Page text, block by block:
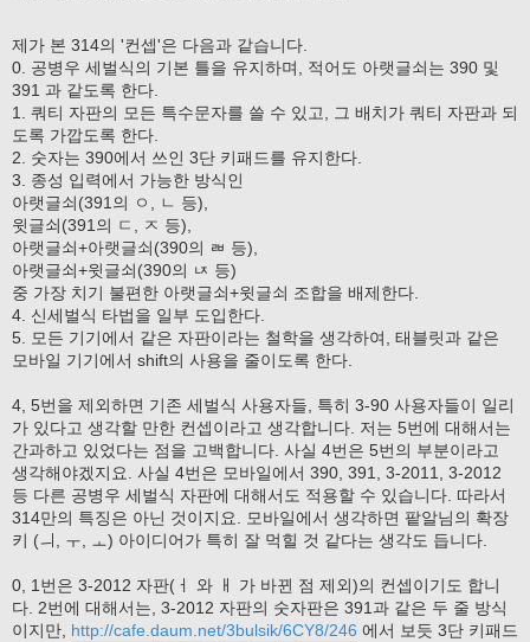
제가 본 314의 '컨셉'은 다음과 같습니다.
0. 공병우 세벌식의 기본 틀을 유지하며, 적어도 아랫글쇠는 390 및
391 과 같도록 한다.
1. 쿼티 자판의 모든 특수문자를 쓸 수 있고, 그 배치가 쿼티 자판과 되
도록 가깝도록 한다.
2. 숫자는 390에서 쓰인 3단 키패드를 유지한다.
3. 종성 입력에서 가능한 방식인
아랫글쇠(391의 ㅇ, ㄴ 등),
윗글쇠(391의 ㄷ, ㅈ 등),
아랫글쇠+아랫글쇠(390의 ㄼ 등),
아랫글쇠+윗글쇠(390의 ㄵ 등)
중 가장 치기 불편한 아랫글쇠+윗글쇠 조합을 배제한다.
4. 신세벌식 타법을 일부 도입한다.
5. 모든 기기에서 같은 자판이라는 철학을 생각하여, 태블릿과 같은
모바일 기기에서 shift의 사용을 줄이도록 한다.
4, 5번을 제외하면 기존 세벌식 사용자들, 특히 3-90 사용자들이 일리
가 있다고 생각할 만한 컨셉이라고 생각합니다. 저는 5번에 대해서는
간과하고 있었다는 점을 고백합니다. 사실 4번은 5번의 부분이라고
생각해야겠지요. 사실 4번은 모바일에서 390, 391, 3-2011, 3-2012
등 다른 공병우 세벌식 자판에 대해서도 적용할 수 있습니다. 따라서
314만의 특징은 아닌 것이지요. 모바일에서 생각하면 팥알님의 확장
키 (ㅢ, ㅜ, ㅗ) 아이디어가 특히 잘 먹힐 것 같다는 생각도 듭니다.
0, 1번은 3-2012 자판(ㅓ 와 ㅐ 가 바뀐 점 제외)의 컨셉이기도 합니
다. 2번에 대해서는, 3-2012 자판의 숫자판은 391과 같은 두 줄 방식
이지만, http://cafe.daum.net/3bulsik/6CY8/246 에서 보듯 3단 키패드